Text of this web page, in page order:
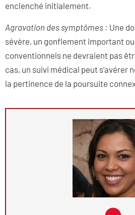
enclenché initialement.
Agravation des symptômes : Une
sévère, un gonflement important
conventionnels ne devraient pas
cas, un suivi médical peut s’avérer
la pertinence de la poursuite